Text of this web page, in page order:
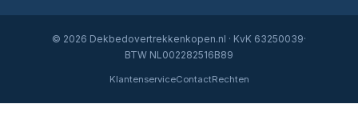
© 2026 Dekbedovertrekkenkopen.nl · KvK 63250039·
BTW NL002282516B89
KlantenserviceContactRechten